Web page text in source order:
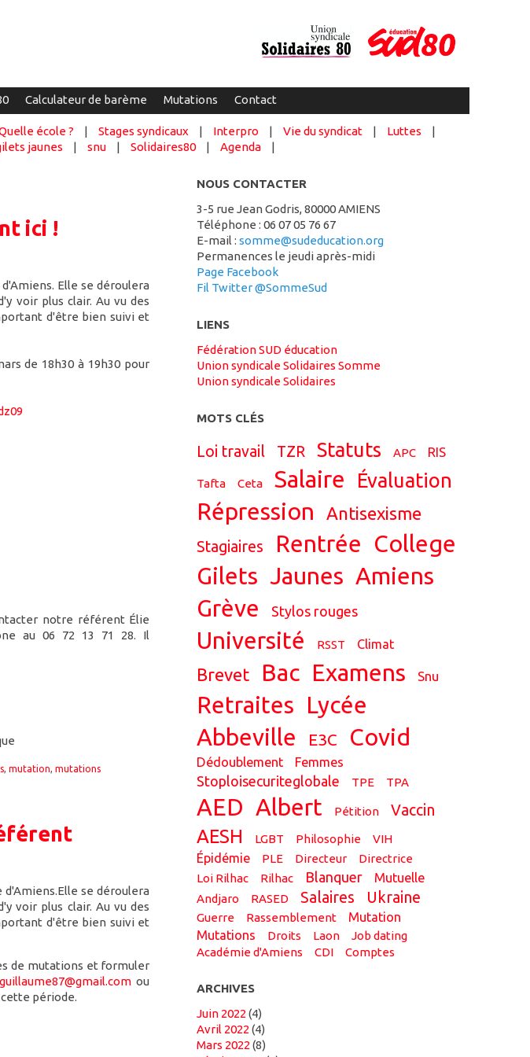
Calculateur de barème Mutations Contact
école ? | Stages syndicaux | Interpro | Vie du syndicat | Luttes
|
jaunes | snu | Solidaires80 | Agenda |
ici !
Elle se déroulera
voir plus clair. Au vu des
d'être bien suivi et
de 18h30 à 19h30 pour
notre référent Élie
au 06 72 13 71 28. Il
, mutation, mutations
se déroulera
voir plus clair. Au vu des
d'être bien suivi et
de mutations et formuler
ou
période.
NOUS CONTACTER
3-5 rue Jean Godris, 80000 AMIENS
Téléphone : 06 07 05 76 67
e-mail :somme@sudeducation.org
Permanences le jeudi après-midi
Page Facebook
Fil Twitter @SommeSud
LIENS
Fédération SUD éducation
Union syndicale Solidaires Somme
Union syndicale Solidaires
MOTS CLÉS
Loi travail TZR statuts APC RIS
tafta ceta salaire évaluation
répression antisexisme
Stagiaires Rentrée
college
Gilets
jaunes
Amiens
grève
stylos rouges
université RSST climat
brevet bac examens snu
retraites
Lycée
Abbeville
E3C covid
dédoublement femmes
stoploisecuriteglobale TPE TPA
AED Albert pétition vaccin
AESH LGBT philosophie VIH
épidémie PLE directeur
directrice
loi Rilhac
Rilhac Blanquer Mutuelle
Andjaro RASED salaires Ukraine
guerre rassemblement
mutation
mutations
droits Laon
job dating
académie d'Amiens
CDI comptes
ARCHIVES
juin 2022(4)
avril 2022(4)
mars 2022(8)